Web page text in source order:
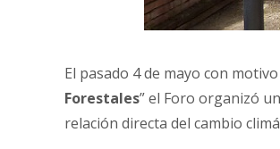
El pasado 4 de mayo con motivo
Forestales” el Foro organizó
relación directa del cambio